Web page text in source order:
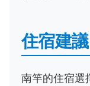
住宿建
南竿的住宿選